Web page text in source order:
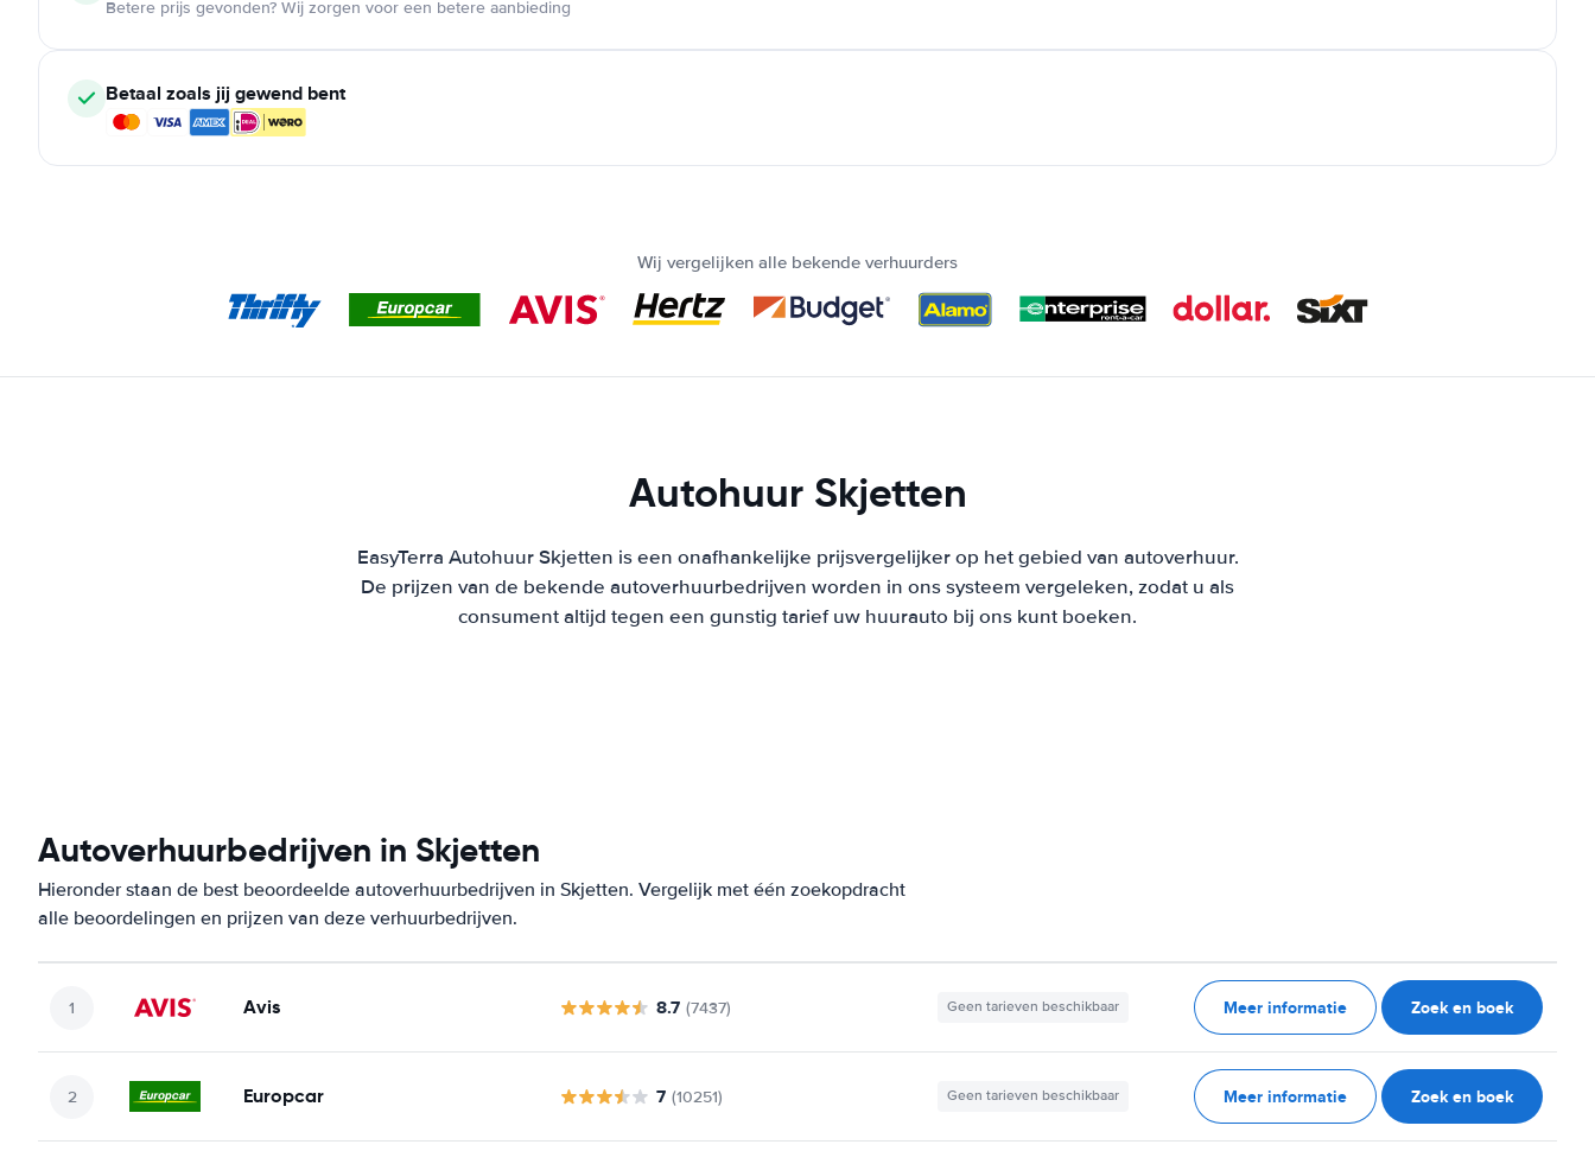
Betere prijs gevonden? Wij zorgen voor een betere aanbieding
Betaal zoals jij gewend bent
Wij vergelijken alle bekende verhuurders
Autohuur Skjetten
EasyTerra Autohuur Skjetten is een onafhankelijke prijsvergelijker op het gebied van autoverhuur.
De prijzen van de bekende autoverhuurbedrijven worden in ons systeem vergeleken, zodat u als
consument altijd tegen een gunstig tarief uw huurauto bij ons kunt boeken.
Autoverhuurbedrijven in Skjetten
Hieronder staan de best beoordeelde autoverhuurbedrijven in Skjetten. Vergelijk met één zoekopdracht
alle beoordelingen en prijzen van deze verhuurbedrijven.
Avis 8.7 (7437) Geen tarieven beschikbaar Meer informatie Zoek en boek
Europcar 7 (10251) Geen tarieven beschikbaar Meer informatie Zoek en boek